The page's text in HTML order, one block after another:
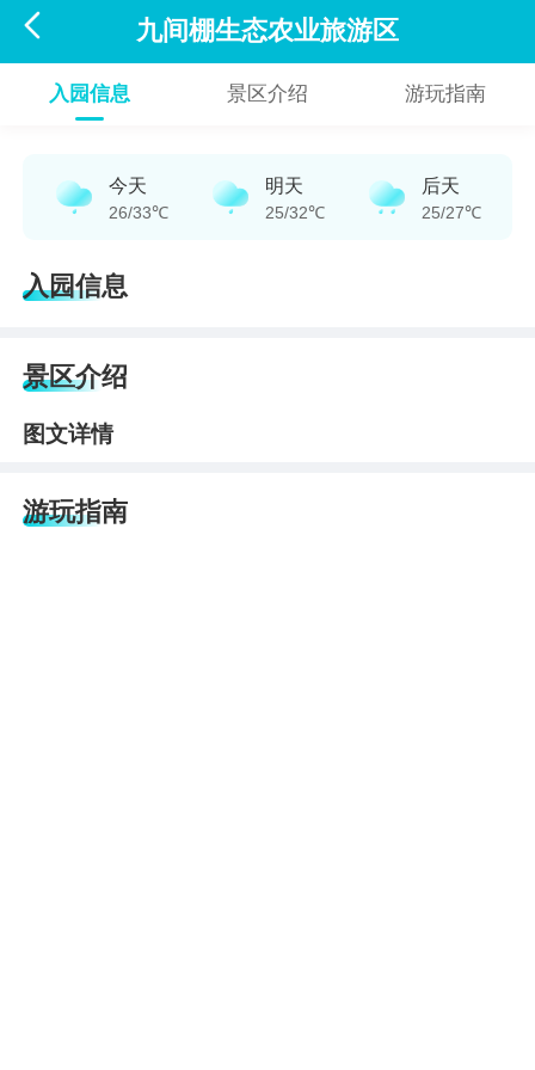
 九间棚生态农业旅游区
入园信息 景区介绍 游玩指南
今天
26/33℃
明天
25/32℃
后天
25/27℃
入园信息
景区介绍
图文详情
游玩指南